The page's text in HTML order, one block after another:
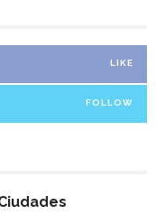
LIKE
FOLLOW